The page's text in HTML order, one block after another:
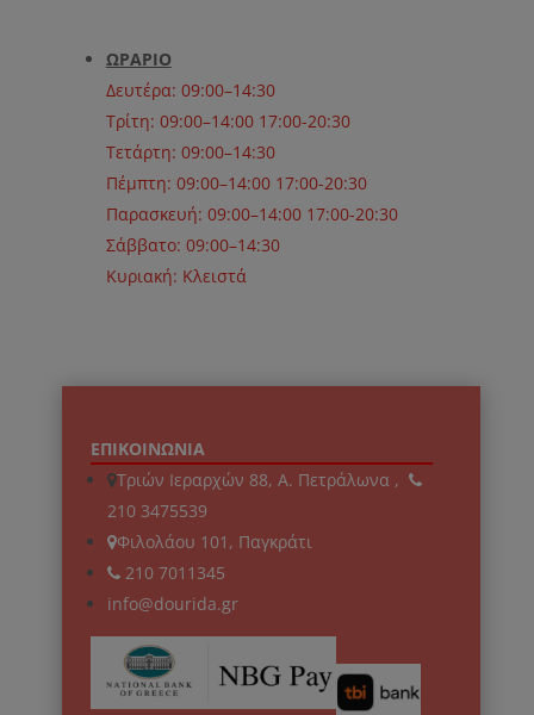
ΩΡΑΡΙΟ
Δευτέρα: 09:00–14:30
Τρίτη: 09:00–14:00 17:00-20:30
Τετάρτη: 09:00–14:30
Πέμπτη: 09:00–14:00 17:00-20:30
Παρασκευή: 09:00–14:00 17:00-20:30
Σάββατο: 09:00–14:30
Κυριακή: Κλειστά
ΕΠΙΚΟΙΝΩΝΙΑ
Τριών Ιεραρχών 88, Α. Πετράλωνα ,
210 3475539
Φιλολάου 101, Παγκράτι
210 7011345
info@dourida.gr